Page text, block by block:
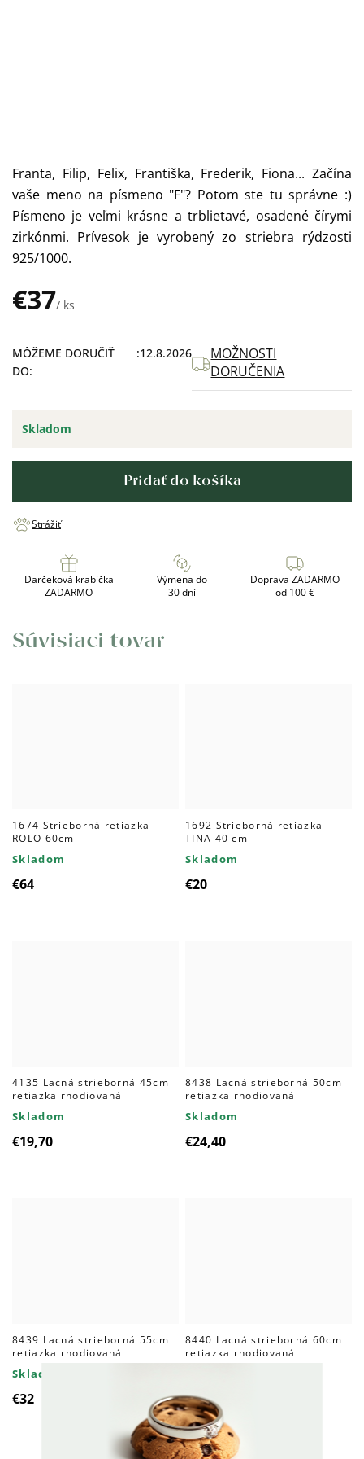
€37/ ks
Jednotková
cena:
Skladom
MÔŽEME DORUČIŤ
DO:
12.8.2026
MOŽNOSTI
DORUČENIA
Pridať do košíka
Franta, Filip, Felix, Františka, Frederik, Fiona... Začína
vaše meno na písmeno "F"? Potom ste tu správne :)
Písmeno je veľmi krásne a trblietavé, osadené čírymi
zirkónmi. Prívesok je vyrobený zo striebra rýdzosti
925/1000.
Strážiť
Darčeková krabička
ZADARMO
Výmena do
30 dní
Doprava ZADARMO
od 100 €
Súvisiaci tovar
1674 Strieborná retiazka
ROLO 60cm
Skladom
€64
1692 Strieborná retiazka
TINA 40 cm
Skladom
€20
4135 Lacná strieborná 45cm
retiazka rhodiovaná
Skladom
€19,70
8438 Lacná strieborná 50cm
retiazka rhodiovaná
Skladom
€24,40
8439 Lacná strieborná 55cm
retiazka rhodiovaná
Skladom
€32
8440 Lacná strieborná 60cm
retiazka rhodiovaná
€34